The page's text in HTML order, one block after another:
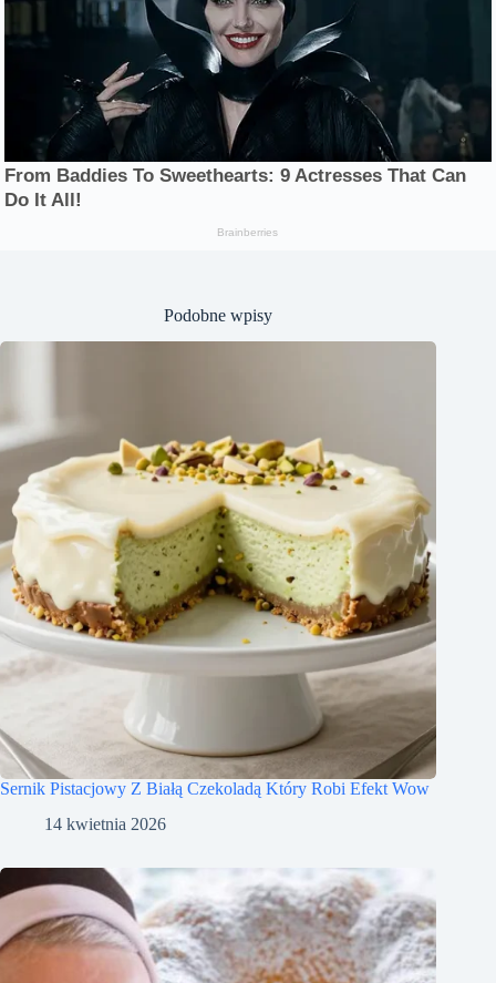
Podobne wpisy
Sernik Pistacjowy Z Białą Czekoladą Który Robi Efekt Wow
14 kwietnia 2026